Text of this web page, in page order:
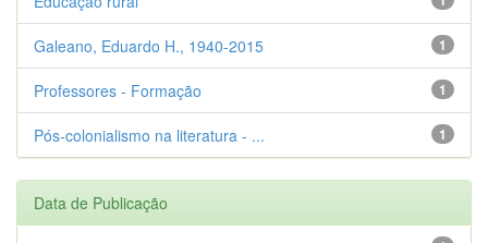
1
Galeano, Eduardo H., 1940-2015
1
Professores - Formação
1
Pós-colonialismo na literatura - ...
Data de Publicação